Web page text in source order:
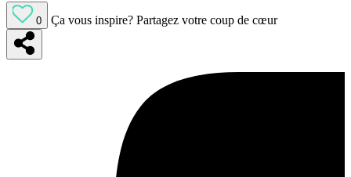
0 Ça vous inspire? Partagez votre coup de cœur